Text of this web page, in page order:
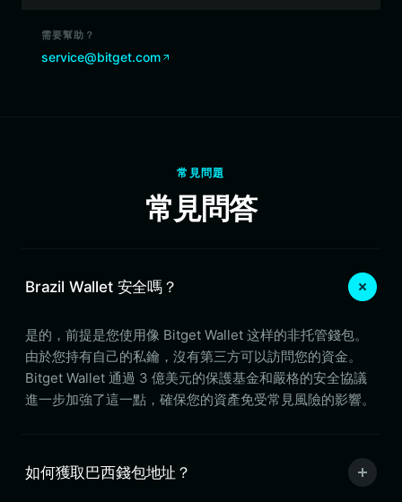
需要幫助？
service@bitget.com
常見問題
常見問答
Brazil Wallet 安全嗎？
是的，前提是您使用像 Bitget Wallet 这样的非托管錢包。
由於您持有自己的私鑰，沒有第三方可以訪問您的資金。
Bitget Wallet 通過 3 億美元的保護基金和嚴格的安全協議
進一步加強了這一點，確保您的資產免受常見風險的影響。
如何獲取巴西錢包地址？